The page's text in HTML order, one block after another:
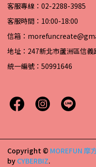
客服專線：02-2288-3985
客服時間：10:00-18:00
信箱：
地址：247新北市蘆洲區信義
統一編號：50991646
Copyright © MOREFUN 摩
by CYBERBIZ.